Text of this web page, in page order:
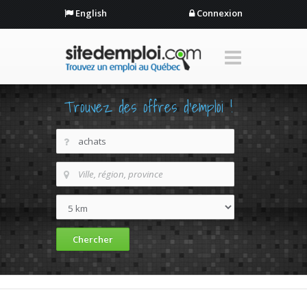
English Connexion
Trouvez des offres d'emploi !